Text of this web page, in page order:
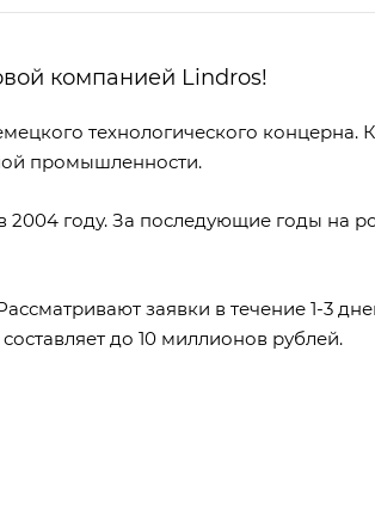
компанией Lindros!
технологического
промышленности.
2004 году. За последующие годы на
заявки в течение 1-3
до 10 миллионов рублей.